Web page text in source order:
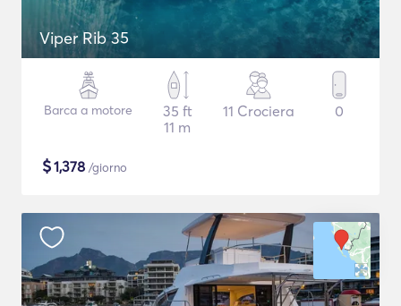
Viper Rib 35
Barca a motore
35 ft
11 m
11 Crociera 0
$1,378 /giorno